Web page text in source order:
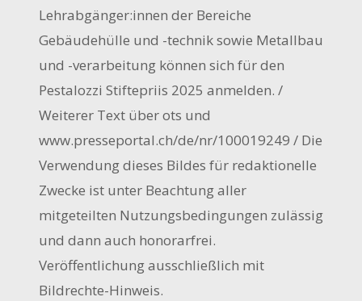
Lehrabgänger:innen der Bereiche
Gebäudehülle und -technik sowie Metallbau
und -verarbeitung können sich für den
Pestalozzi Stiftepriis 2025 anmelden. /
Weiterer Text über ots und
www.presseportal.ch/de/nr/100019249 / Die
Verwendung dieses Bildes für redaktionelle
Zwecke ist unter Beachtung aller
mitgeteilten Nutzungsbedingungen zulässig
und dann auch honorarfrei.
Veröffentlichung ausschließlich mit
Bildrechte-Hinweis.